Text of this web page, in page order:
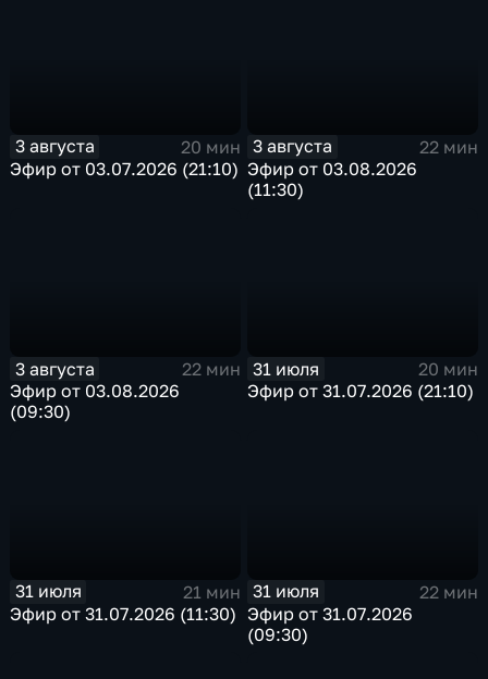
3 августа
20 мин
Эфир от 03.07.2026 (21:10)
3 августа
22 мин
Эфир от 03.08.2026
(11:30)
3 августа
22 мин
Эфир от 03.08.2026
(09:30)
31 июля
20 мин
Эфир от 31.07.2026 (21:10)
31 июля
21 мин
Эфир от 31.07.2026 (11:30)
31 июля
22 мин
Эфир от 31.07.2026
(09:30)